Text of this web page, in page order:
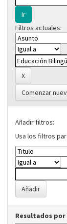
Filtros actuales:
Comenzar
Añadir filtros:
Usa los filtros
Resultados por